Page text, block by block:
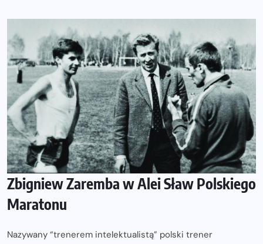
Zbigniew Zaremba w Alei Sław Polskiego
Maratonu
Nazywany “trenerem intelektualistą” polski trener